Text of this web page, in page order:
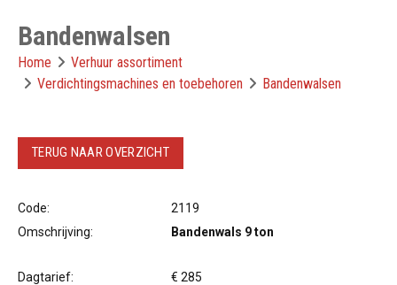
Bandenwalsen
Home
Verhuur assortiment
Verdichtingsmachines en toebehoren
Bandenwalsen
TERUG NAAR OVERZICHT
Code:
2119
Omschrijving:
Bandenwals 9 ton
Dagtarief: € 285